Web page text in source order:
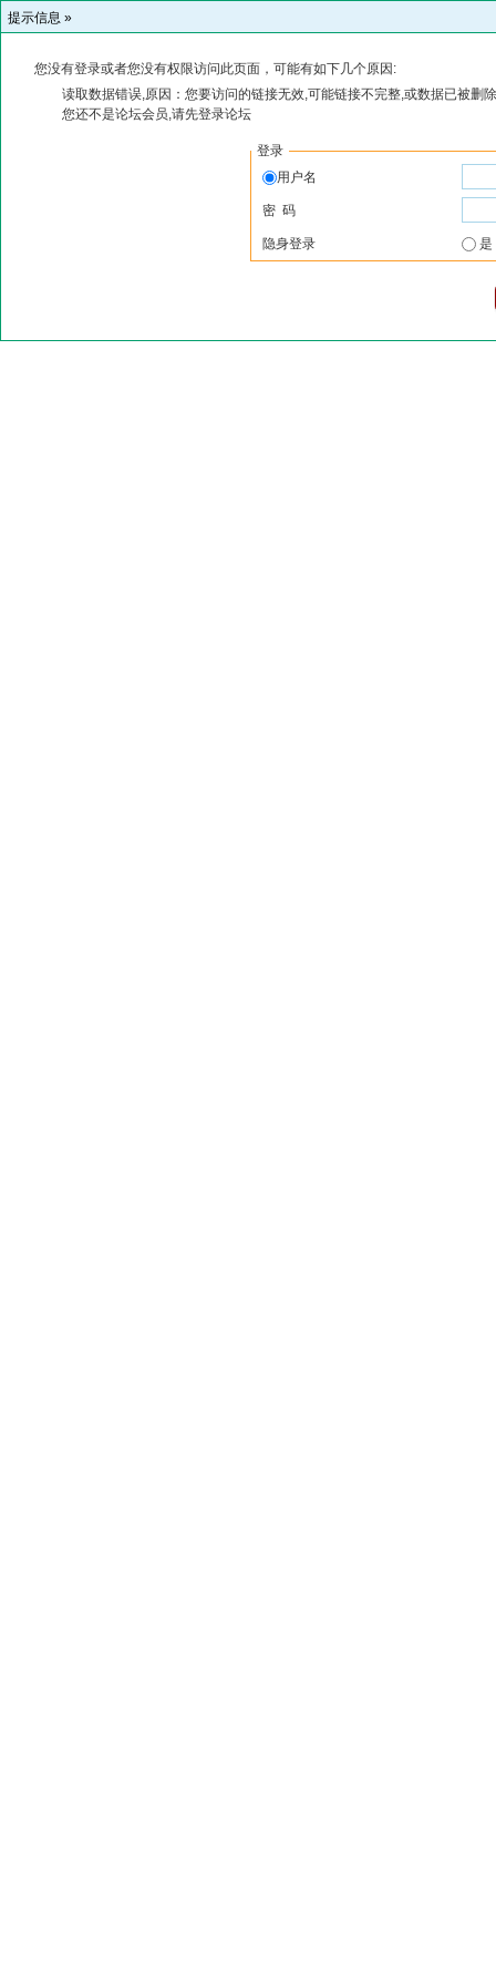
提示信息 »
您没有登录或者您没有权限访问此页面，可能有如下几个原因:
读取数据错误,原因：您要访问的链接无效,可能链接不完整,或数据已被删
您还不是论坛会员,请先登录论坛
登录
用户名
密 码
隐身登录